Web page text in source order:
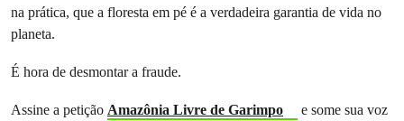
na prática, que a floresta em pé é a verdadeira garantia de vida no
planeta.
É hora de desmontar a fraude.
Assine a petição Amazônia Livre de Garimpo e some sua voz